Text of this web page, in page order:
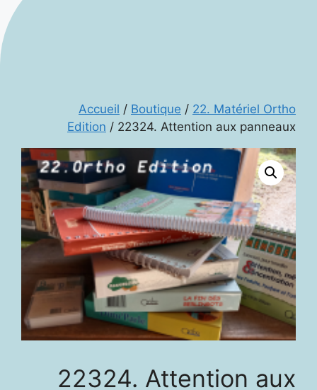
Accueil / Boutique / 22. Matériel Ortho
Edition / 22324. Attention aux panneaux
22324. Attention aux